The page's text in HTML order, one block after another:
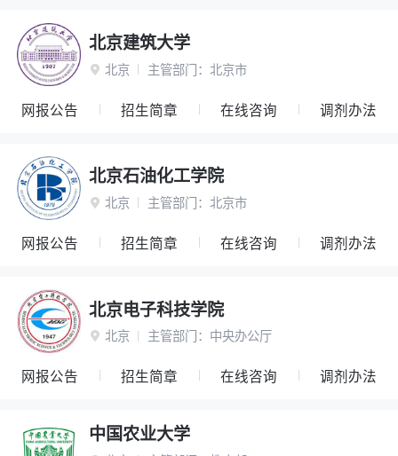
北京建筑大学
 北京 主管部门： 北京市
网报公告 招生简章 在线咨询 调剂办法
北京石油化工学院
 北京 主管部门： 北京市
网报公告 招生简章 在线咨询 调剂办法
北京电子科技学院
 北京 主管部门： 中央办公厅
网报公告 招生简章 在线咨询 调剂办法
中国农业大学